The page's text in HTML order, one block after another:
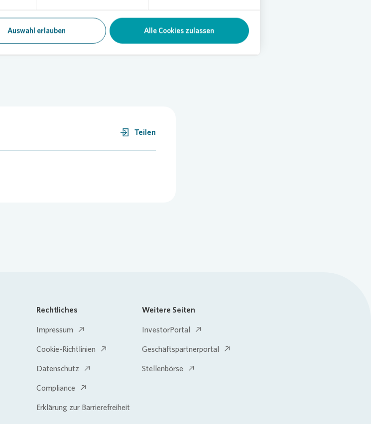
Auswahl erlauben Alle Cookies zulassen
sich meldet. Sie finden für alle eine individuelle
Regelungen gefunden.
Teilen
Rechtliches
Impressum
Cookie-Richtlinien
Datenschutz
Compliance
Erklärung zur Barrierefreiheit
Weitere Seiten
InvestorPortal
Geschäftspartnerportal
Stellenbörse